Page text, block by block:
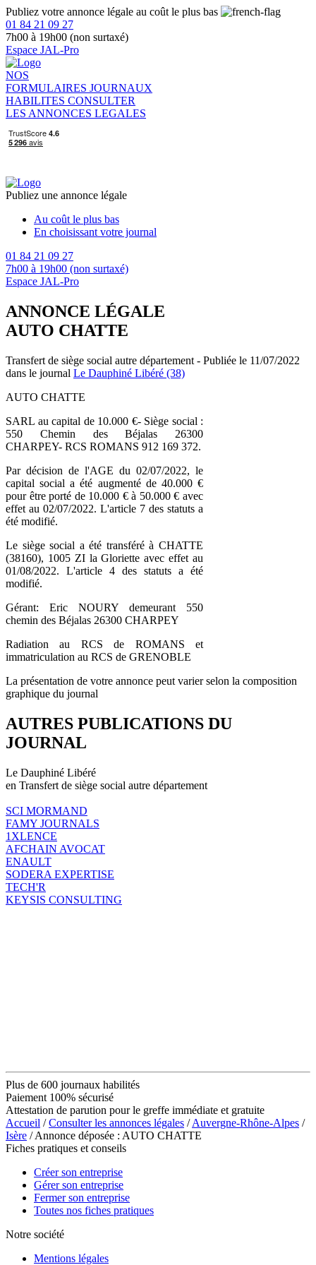
Publiez votre annonce légale au coût le plus bas
01 84 21 09 27
7h00 à 19h00 (non surtaxé)
Espace JAL-Pro
NOS
FORMULAIRES JOURNAUX
HABILITES CONSULTER
LES ANNONCES LEGALES
Publiez une annonce légale
Au coût le plus bas
En choisissant votre journal
01 84 21 09 27
7h00 à 19h00 (non surtaxé)
Espace JAL-Pro
ANNONCE LÉGALE
AUTO CHATTE
Transfert de siège social autre département - Publiée le 11/07/2022
dans le journal Le Dauphiné Libéré (38)
AUTO CHATTE
SARL au capital de 10.000 €- Siège social :
550 Chemin des Béjalas 26300
CHARPEY- RCS ROMANS 912 169 372.
Par décision de l'AGE du 02/07/2022, le
capital social a été augmenté de 40.000 €
pour être porté de 10.000 € à 50.000 € avec
effet au 02/07/2022. L'article 7 des statuts a
été modifié.
Le siège social a été transféré à CHATTE
(38160), 1005 ZI la Gloriette avec effet au
01/08/2022. L'article 4 des statuts a été
modifié.
Gérant: Eric NOURY demeurant 550
chemin des Béjalas 26300 CHARPEY
Radiation au RCS de ROMANS et
immatriculation au RCS de GRENOBLE
La présentation de votre annonce peut varier selon la composition
graphique du journal
AUTRES PUBLICATIONS DU
JOURNAL
Le Dauphiné Libéré
en Transfert de siège social autre département
SCI MORMAND
FAMY JOURNALS
1XLENCE
AFCHAIN AVOCAT
ENAULT
SODERA EXPERTISE
TECH'R
KEYSIS CONSULTING
Plus de 600 journaux habilités
Paiement 100% sécurisé
Attestation de parution pour le greffe immédiate et gratuite
Accueil /Consulter les annonces légales /Auvergne-Rhône-Alpes /
Isère / Annonce déposée : AUTO CHATTE
Fiches pratiques et conseils
Créer son entreprise
Gérer son entreprise
Fermer son entreprise
Toutes nos fiches pratiques
Notre société
Mentions légales